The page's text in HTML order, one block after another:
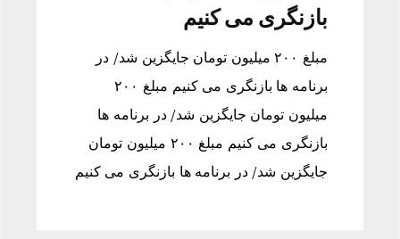
بازنگری می کنیم
مبلغ ۲۰۰ میلیون تومان جایگزین شد/ در
برنامه ها بازنگری می کنیم مبلغ ۲۰۰
میلیون تومان جایگزین شد/ در برنامه ها
بازنگری می کنیم مبلغ ۲۰۰ میلیون تومان
جایگزین شد/ در برنامه ها بازنگری می کنیم